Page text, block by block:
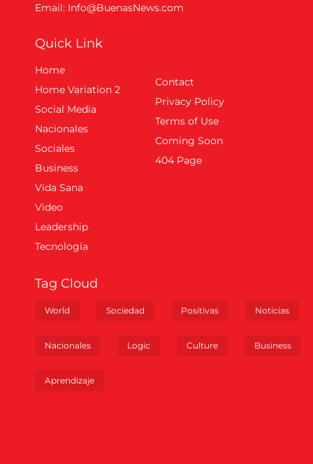
Email: Info@BuenasNews.com
Quick Link
Home
Home Variation 2
Social Media
Nacionales
Sociales
Business
Vida Sana
Video
Leadership
Tecnología
Contact
Privacy Policy
Terms of Use
Coming Soon
404 Page
Tag Cloud
World Sociedad Positivas Noticias
Nacionales Logic Culture Business
Aprendizaje